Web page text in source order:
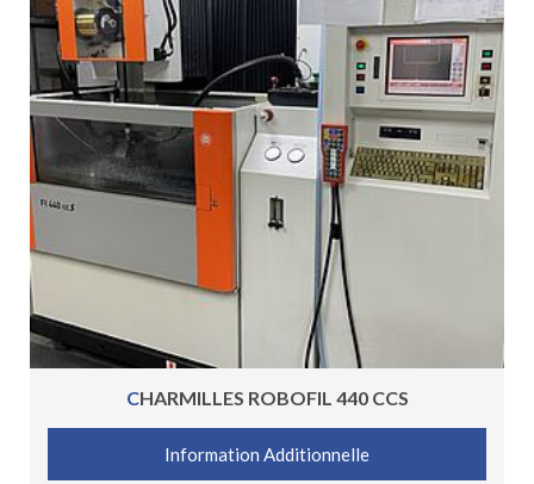
CHARMILLES ROBOFIL 440 CCS
Information Additionnelle